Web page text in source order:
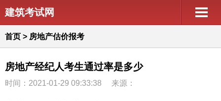
建筑考试网
首页 > 房地产估价报考
房地产经纪人考生通过率是多少
时间：2021-01-29 09:33:38 来源：